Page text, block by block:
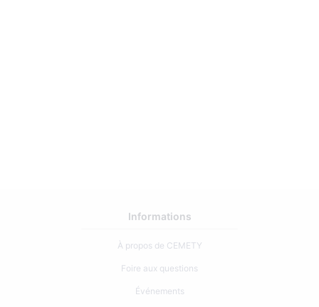
Informations
À propos de CEMETY
Foire aux questions
Événements